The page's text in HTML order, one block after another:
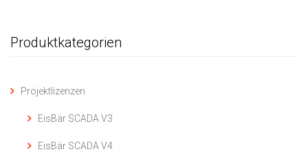
Produktkategorien
Projektlizenzen
EisBär SCADA V3
EisBär SCADA V4